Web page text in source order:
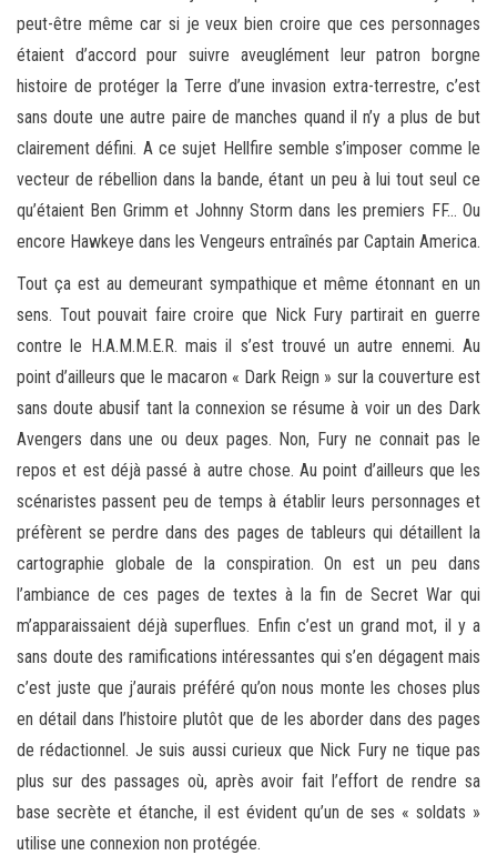
peut-être même car si je veux bien croire que ces personnages
étaient d’accord pour suivre aveuglément leur patron borgne
histoire de protéger la Terre d’une invasion extra-terrestre, c’est
sans doute une autre paire de manches quand il n’y a plus de but
clairement défini. A ce sujet Hellfire semble s’imposer comme le
vecteur de rébellion dans la bande, étant un peu à lui tout seul ce
qu’étaient Ben Grimm et Johnny Storm dans les premiers FF… Ou
encore Hawkeye dans les Vengeurs entraînés par Captain America.
Tout ça est au demeurant sympathique et même étonnant en un
sens. Tout pouvait faire croire que Nick Fury partirait en guerre
contre le H.A.M.M.E.R. mais il s’est trouvé un autre ennemi. Au
point d’ailleurs que le macaron « Dark Reign » sur la couverture est
sans doute abusif tant la connexion se résume à voir un des Dark
Avengers dans une ou deux pages. Non, Fury ne connait pas le
repos et est déjà passé à autre chose. Au point d’ailleurs que les
scénaristes passent peu de temps à établir leurs personnages et
préfèrent se perdre dans des pages de tableurs qui détaillent la
cartographie globale de la conspiration. On est un peu dans
l’ambiance de ces pages de textes à la fin de Secret War qui
m’apparaissaient déjà superflues. Enfin c’est un grand mot, il y a
sans doute des ramifications intéressantes qui s’en dégagent mais
c’est juste que j’aurais préféré qu’on nous monte les choses plus
en détail dans l’histoire plutôt que de les aborder dans des pages
de rédactionnel. Je suis aussi curieux que Nick Fury ne tique pas
plus sur des passages où, après avoir fait l’effort de rendre sa
base secrète et étanche, il est évident qu’un de ses « soldats »
utilise une connexion non protégée.